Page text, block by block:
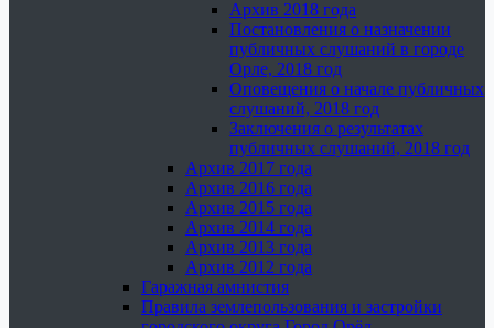
Архив 2018 года
Постановления о назначении
публичных слушаний в городе
Орле, 2018 год
Оповещения о начале публичных
слушаний, 2018 год
Заключения о результатах
публичных слушаний, 2018 год
Архив 2017 года
Архив 2016 года
Архив 2015 года
Архив 2014 года
Архив 2013 года
Архив 2012 года
Гаражная амнистия
Правила землепользования и застройки